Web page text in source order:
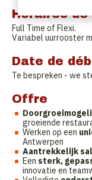
Horaires
Full Time of Flexi.
Variabel uurrooster
Date de
Te bespreken - we
Offre
groeiende
Werken op een
Antwerpen
Aantrekkelijk
Een sterk,
innovatie en